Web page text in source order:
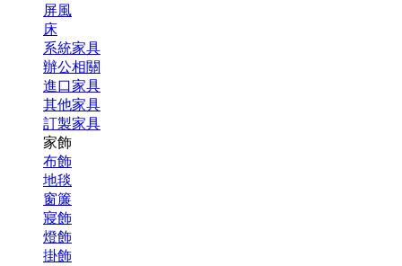
屏風
床
系統家具
辦公相關
進口家具
其他家具
訂製家具
家飾
布飾
地毯
窗簾
寢飾
燈飾
掛飾